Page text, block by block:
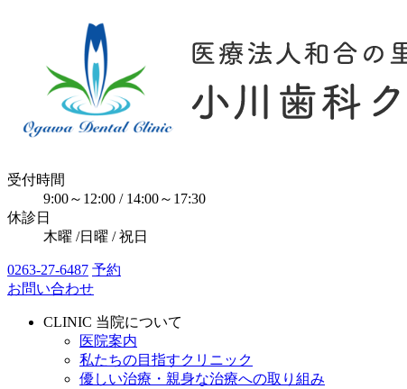
受付時間
9:00～12:00 / 14:00～17:30
休診日
木曜 /日曜 / 祝日
0263-27-6487 予約
お問い合わせ
CLINIC 当院について
医院案内
私たちの目指すクリニック
優しい治療・親身な治療への取り組み